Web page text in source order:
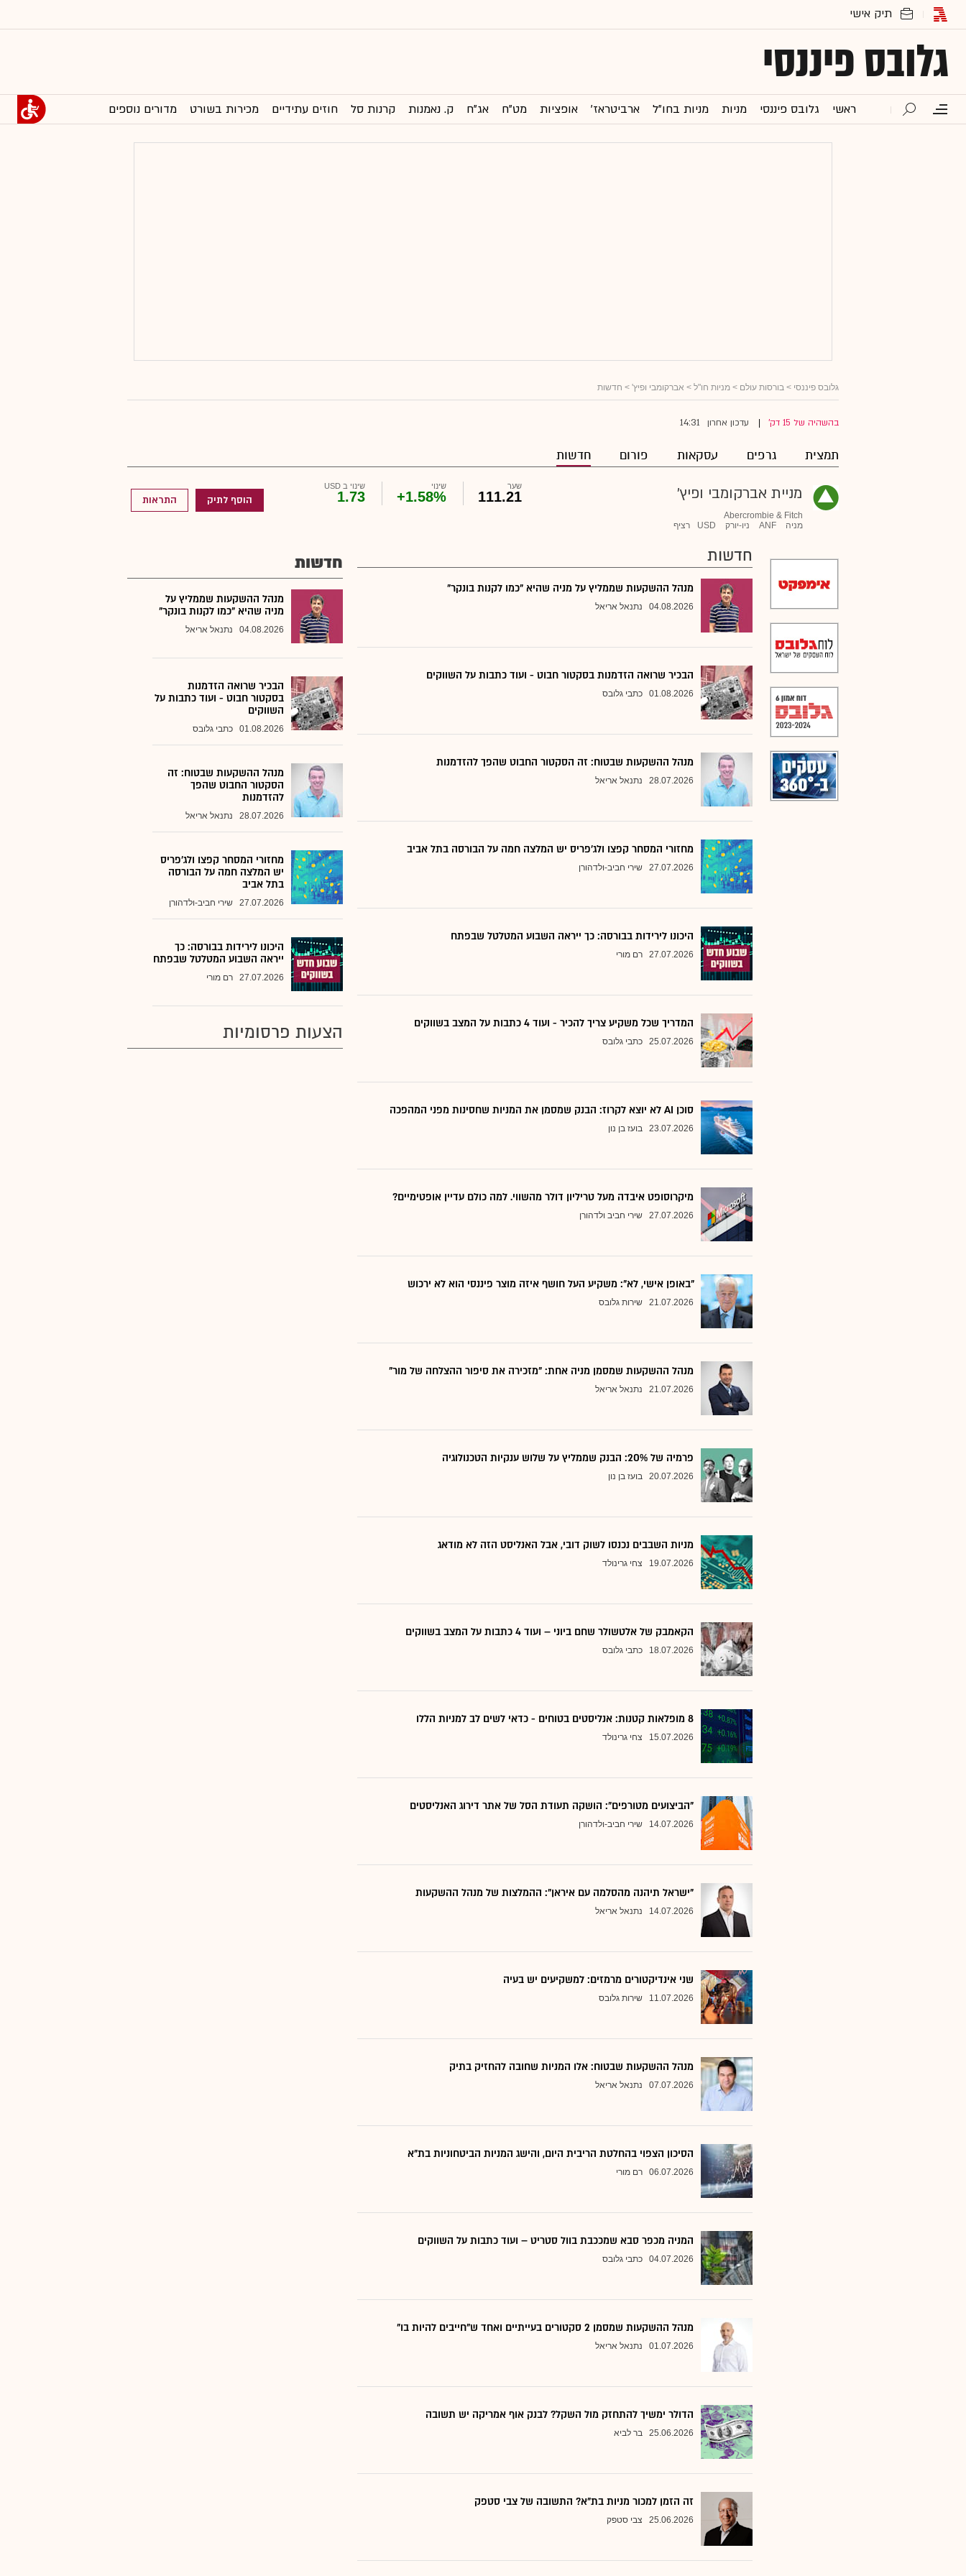
גלובס פיננסי
ראשי גלובס פיננסי מניות מניות בחו"ל ארביטראז' אופציות מט"ח אג"ח ק. נאמנות קרנות סל חוזים עתידיים מכירות בשורט מדורים נוספים
גלובס פיננסי > בורסות עולם > מניות חו"ל > אברקומבי ופיץ' > חדשות
בהשהיה של 15 דק' עדכון אחרון 14:31
תמצית גרפים עסקאות פורום חדשות
מניית אברקומבי ופיץ'
Abercrombie & Fitch
מניה
ANF ניו-יורק USD רציף
שער
111.21
שינוי
+1.58%
שינוי ב USD
1.73 הוסף לתיק התראות
חדשות
מנהל ההשקעות שממליץ על מניה שהיא "כמו לקנות בונקר"
04.08.2026 נתנאל אריאל
הבכיר שרואה הזדמנות בסקטור חבוט - ועוד כתבות על השווקים
01.08.2026 כתבי גלובס
מנהל ההשקעות שבטוח: זה הסקטור החבוט שהפך להזדמנות
28.07.2026 נתנאל אריאל
מחזורי המסחר קפצו ולג'פריס יש המלצה חמה על הבורסה בתל אביב
27.07.2026 שירי חביב-ולדהורן
היכונו לירידות בבורסה: כך ייראה השבוע המטלטל שבפתח
27.07.2026 רם מורי
המדריך שכל משקיע צריך להכיר - ועוד 4 כתבות על המצב בשווקים
25.07.2026 כתבי גלובס
סוכן AI לא יוצא לקרוז: הבנק שמסמן את המניות שחסינות מפני המהפכה
23.07.2026 בועז בן נון
מיקרוסופט איבדה מעל טריליון דולר מהשווי. למה כולם עדיין אופטימיים?
27.07.2026 שירי חביב ולדהורן
"באופן אישי, לא": משקיע העל חושף איזה מוצר פיננסי הוא לא ירכוש
21.07.2026 שירות גלובס
מנהל ההשקעות שמסמן מניה אחת: "מזכירה את סיפור ההצלחה של מור"
21.07.2026 נתנאל אריאל
פרמיה של 20%: הבנק שממליץ על שלוש ענקיות הטכנולוגיה
20.07.2026 בועז בן נון
מניות השבבים נכנסו לשוק דובי, אבל האנליסט הזה לא מודאג
19.07.2026 צחי גרינולד
הקאמבק של אלטשולר שחם ביוני – ועוד 4 כתבות על המצב בשווקים
18.07.2026 כתבי גלובס
8 מופלאות קטנות: אנליסטים בטוחים - כדאי לשים לב למניות הללו
15.07.2026 צחי גרינולד
"הביצועים מטורפים": הושקה תעודת הסל של אתר דירוג האנליסטים
14.07.2026 שירי חביב-ולדהורן
"ישראל תיהנה מהסלמה עם איראן": ההמלצות של מנהל ההשקעות
14.07.2026 נתנאל אריאל
שני אינדיקטורים מרמזים: למשקיעים יש בעיה
11.07.2026 שירות גלובס
מנהל ההשקעות שבטוח: אלו המניות שחובה להחזיק בתיק
07.07.2026 נתנאל אריאל
הסיכון הצפוי בהחלטת הריבית היום, והישג המניות הביטחוניות בת"א
06.07.2026 רם מורי
המניה מכפר סבא שמככבת בוול סטריט – ועוד כתבות על השווקים
04.07.2026 כתבי גלובס
מנהל ההשקעות שמסמן 2 סקטורים בעייתיים ואחד ש"חייבים להיות בו"
01.07.2026 נתנאל אריאל
הדולר ימשיך להתחזק מול השקל? לבנק אוף אמריקה יש תשובה
25.06.2026 בר לביא
זה הזמן למכור מניות בת"א? התשובה של צבי סטפק
25.06.2026 צבי סטפק
חדשות
מנהל ההשקעות שממליץ על
מניה שהיא "כמו לקנות בונקר"
04.08.2026 נתנאל אריאל
הבכיר שרואה הזדמנות
בסקטור חבוט - ועוד כתבות על
השווקים
01.08.2026 כתבי גלובס
מנהל ההשקעות שבטוח: זה
הסקטור החבוט שהפך
להזדמנות
28.07.2026 נתנאל אריאל
מחזורי המסחר קפצו ולג'פריס
יש המלצה חמה על הבורסה
בתל אביב
27.07.2026 שירי חביב-ולדהורן
היכונו לירידות בבורסה: כך
ייראה השבוע המטלטל שבפתח
27.07.2026 רם מורי
הצעות פרסומיות